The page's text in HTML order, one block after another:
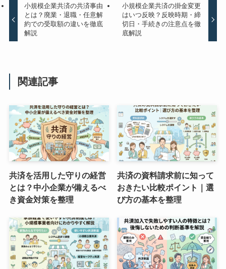
小規模企業共済の共済事由
とは？廃業・退職・任意解
約での受取額の違いを徹底
解説
小規模企業共済の掛金変更
はいつ反映？反映時期・締
切日・手続きの注意点を徹
底解説
関連記事
共済を活用した守りの経営
とは？中小企業が備えるべ
き資金対策を整理
共済の資料請求前に知って
おきたい比較ポイント｜選
び方の基本を整理